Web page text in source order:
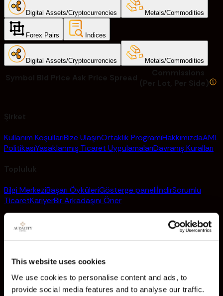
This website uses cookies
We use cookies to personalise content and ads, to
provide social media features and to analyse our traffic.
Digital Assets/Cryptocurrencies Metals/Commodities
Forex Pairs Indices
Digital Assets/Cryptocurrencies Metals/Commodities
Kullanım KoşullarıBize UlaşınOrtaklık ProgramıHakkımızdaAML
PolitikasıYasaklanmış Ticaret UygulamalarıDavranış Kuralları
Bilgi MerkeziBaşarı ÖyküleriGösterge paneliİndirSorumlu
TicaretKariyerBir Arkadaşını Öner
Yasal
Şartlar ve KoşullarGizlilik PolitikasıDolandırıcılık Uyarısıİhbar
Platformlar